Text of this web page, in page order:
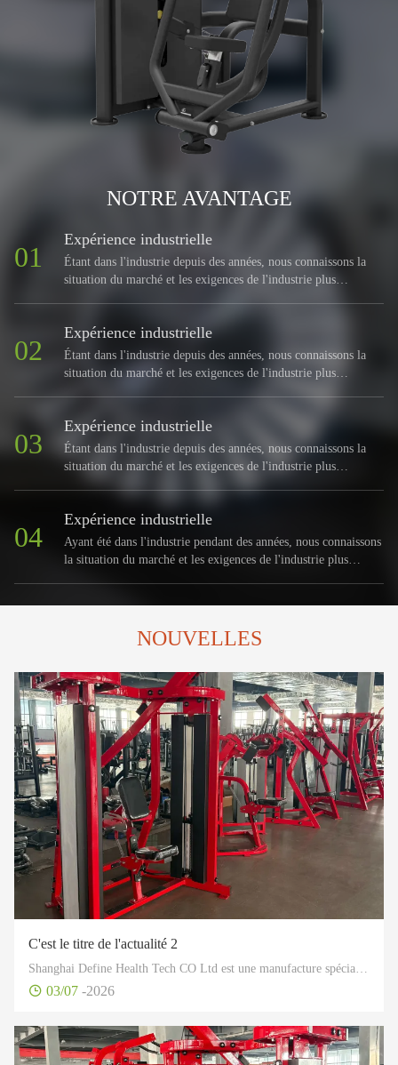
NOTRE AVANTAGE
01
Expérience industrielle
Étant dans l'industrie depuis des années, nous connaissons la
situation du marché et les exigences de l'industrie plus
02
Expérience industrielle
Étant dans l'industrie depuis des années, nous connaissons la
situation du marché et les exigences de l'industrie plus
03
Expérience industrielle
Étant dans l'industrie depuis des années, nous connaissons la
situation du marché et les exigences de l'industrie plus
clairement que la plupart des fabricants.
04
Expérience industrielle
Ayant été dans l'industrie pendant des années, nous connaissons
la situation du marché et les exigences de l'industrie plus
NOUVELLES
C'est le titre de l'actualité 2
03/07 -2026